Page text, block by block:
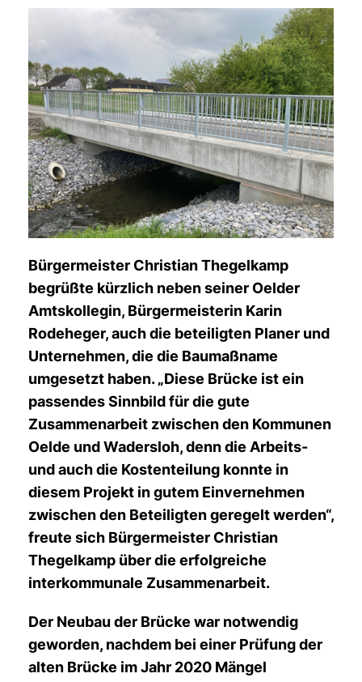
Bürgermeister Christian Thegelkamp
begrüßte kürzlich neben seiner Oelder
Amtskollegin, Bürgermeisterin Karin
Rodeheger, auch die beteiligten Planer und
Unternehmen, die die Baumaßname
umgesetzt haben. „Diese Brücke ist ein
passendes Sinnbild für die gute
Zusammenarbeit zwischen den Kommunen
Oelde und Wadersloh, denn die Arbeits-
und auch die Kostenteilung konnte in
diesem Projekt in gutem Einvernehmen
zwischen den Beteiligten geregelt werden“,
freute sich Bürgermeister Christian
Thegelkamp über die erfolgreiche
interkommunale Zusammenarbeit.
Der Neubau der Brücke war notwendig
geworden, nachdem bei einer Prüfung der
alten Brücke im Jahr 2020 Mängel